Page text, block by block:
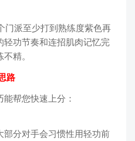
门派至少打到熟练度紫色再
功节奏和连招肌肉记忆完
精。
路
能帮您快速上分：
分对手会习惯性用轻功前